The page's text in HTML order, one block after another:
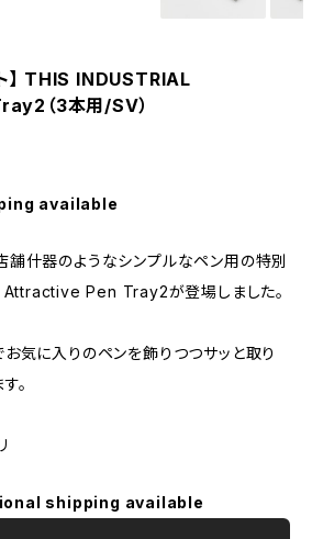
】 THIS INDUSTRIAL
（3本用/SV）
available
舗什器のようなシンプルなペン用の特別
Pen Tray2が登場しました。
気に入りのペンを飾りつつサッと取り
。
shipping available